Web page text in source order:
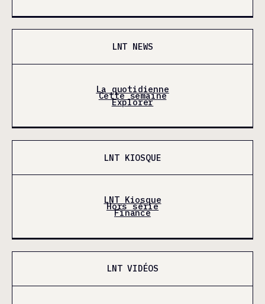
LNT NEWS
La quotidienne
Cette semaine
Explorer
LNT KIOSQUE
LNT Kiosque
Hors série
Finance
LNT VIDÉOS